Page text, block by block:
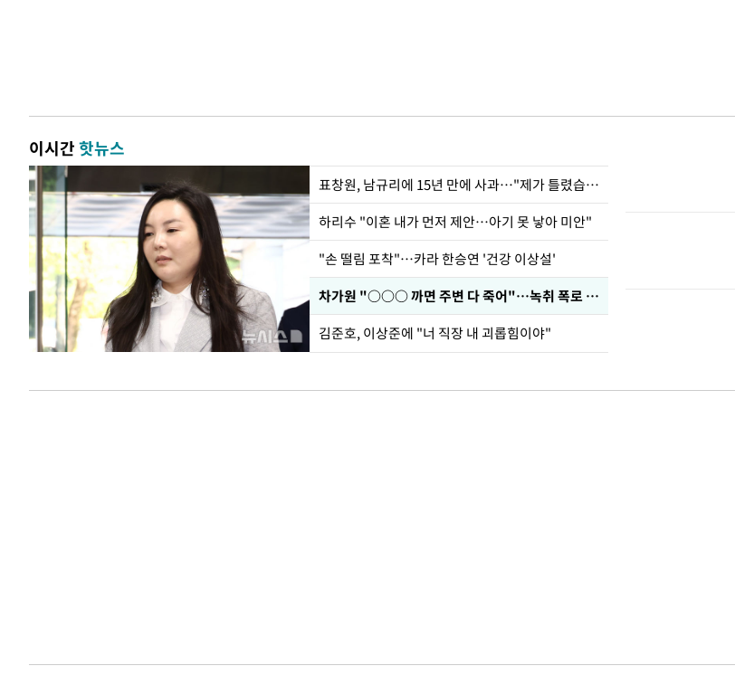
이시간핫뉴스
표창원, 남규리에 15년 만에 사과…"제가 틀렸습니다"
하리수 "이혼 내가 먼저 제안…아기 못 낳아 미안"
"손 떨림 포착"…카라 한승연 '건강 이상설'
차가원 "○○○ 까면 주변 다 죽어"…녹취 폭로 파장
김준호, 이상준에 "너 직장 내 괴롭힘이야"